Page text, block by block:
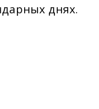
днях.